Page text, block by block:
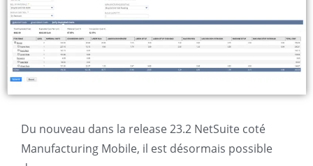
Du nouveau dans la release 23.2 NetSuite coté
Manufacturing Mobile, il est désormais possible